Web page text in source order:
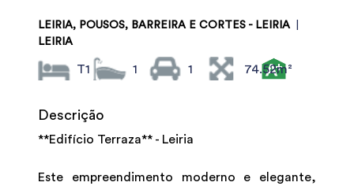
LEIRIA, POUSOS, BARREIRA E CORTES - LEIRIA
LEIRIA
T1 1 1 74.52m²
Descrição
**Edifício Terraza** - Leiria
Este empreendimento moderno e elegante,